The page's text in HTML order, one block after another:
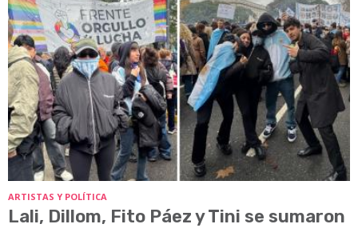
ARTISTAS Y POLÍTICA
Lali, Dillom, Fito Páez y Tini se sumaron